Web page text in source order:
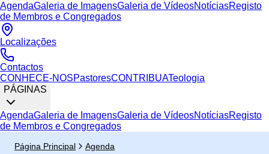
AgendaGaleria de ImagensGaleria de VídeosNotíciasRegisto
de Membros e Congregados
Localizações
Contactos
CONHECE-NOSPastoresCONTRIBUATeologia
PÁGINAS
AgendaGaleria de ImagensGaleria de VídeosNotíciasRegisto
de Membros e Congregados
Página Principal Agenda